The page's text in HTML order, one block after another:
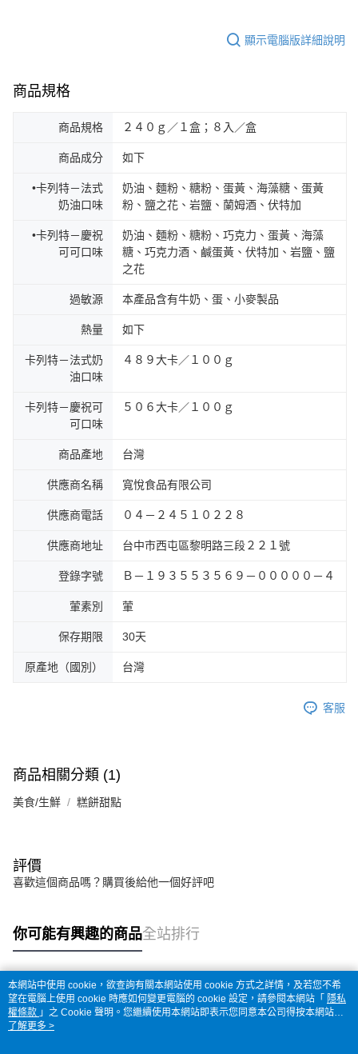
顯示電腦版詳細說明
商品規格
商品規格 ２４０ｇ／１盒；８入／盒
商品成分 如下
•卡列特－法式
奶油口味
奶油、麵粉、糖粉、蛋黃、海藻糖、蛋黃
粉、鹽之花、岩鹽、蘭姆酒、伏特加
•卡列特－慶祝
可可口味
奶油、麵粉、糖粉、巧克力、蛋黃、海藻
糖、巧克力酒、鹹蛋黃、伏特加、岩鹽、鹽
之花
過敏源 本產品含有牛奶、蛋、小麥製品
熱量 如下
卡列特－法式奶
油口味
４８９大卡／１００ｇ
卡列特－慶祝可
可口味
５０６大卡／１００ｇ
商品產地 台灣
供應商名稱 寬悅食品有限公司
供應商電話 ０４－２４５１０２２８
供應商地址 台中市西屯區黎明路三段２２１號
登錄字號 Ｂ－１９３５５３５６９－０００００－４
葷素別 葷
保存期限 30天
原產地（國別） 台灣
客服
商品相關分類 (1)
美食/生鮮 糕餅甜點
評價
喜歡這個商品嗎？購買後給他一個好評吧
你可能有興趣的商品全站排行
熱門標籤
本網站中使用 cookie，欲查詢有關本網站使用 cookie 方式之詳情，及若您不希
望在電腦上使用 cookie 時應如何變更電腦的 cookie 設定，請參閱本網站「 隱私
權條款 」之 Cookie 聲明。您繼續使用本網站即表示您同意本公司得按本網站使
用條款之 Cookie 聲明使用 cookie。
了解更多 >